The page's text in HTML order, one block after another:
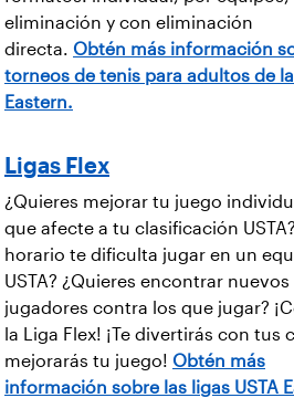
eliminación y con eliminación
directa. Obtén más información
torneos de tenis para adultos de la
Eastern.
Ligas Flex
¿Quieres mejorar tu juego
que afecte a tu clasificación
horario te dificulta jugar en un
USTA? ¿Quieres encontrar nuevos
jugadores contra los que jugar?
la Liga Flex! ¡Te divertirás con tus
mejorarás tu juego! Obtén más
información sobre las ligas USTA